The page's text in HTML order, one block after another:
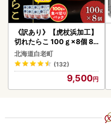
《訳あり》【虎杖浜加工】
切れたらこ 100ｇ×8個 80
0g AK081
北海道白老町
(132)
9,500